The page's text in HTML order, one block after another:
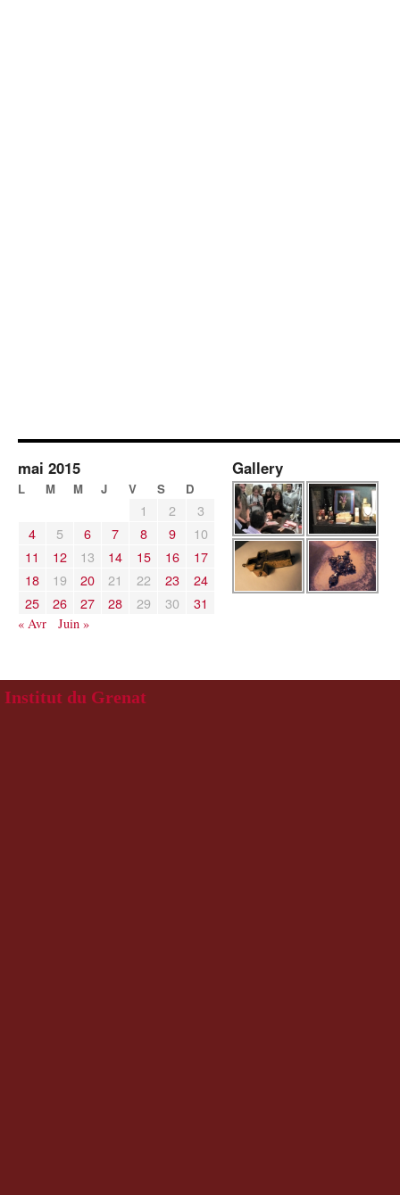
mai 2015
L M M J V S D
1 2
3
4
5 6 7 8 9
10
11
12 13 14 15 16
17
18
19 20 21 22 23
24
25
26 27 28 29 30 31
« Avr Juin »
Gallery
Institut du Grenat